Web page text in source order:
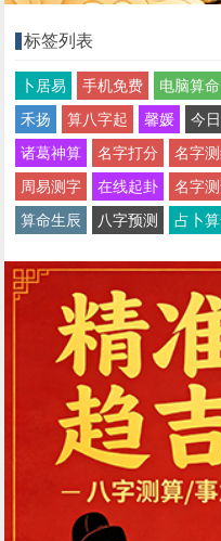
标签列表
卜居易 手机免费 电脑算命
禾扬
算八字起 馨媛 今
诸葛神算
名字打分 名字
周易测字
在线起卦 名字
算命生辰
八字预测 占卜